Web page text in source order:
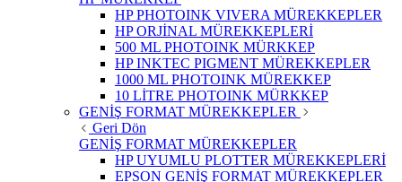
HP PHOTOINK VIVERA MÜREKKEPLER
HP ORJİNAL MÜREKKEPLERİ
500 ML PHOTOINK MÜRKKEP
HP INKTEC PIGMENT MÜREKKEPLER
1000 ML PHOTOINK MÜREKKEP
10 LİTRE PHOTOINK MÜRKKEP
GENİŞ FORMAT MÜREKKEPLER
Geri Dön
GENİŞ FORMAT MÜREKKEPLER
HP UYUMLU PLOTTER MÜREKKEPLERİ
EPSON GENİŞ FORMAT MÜREKKEPLER